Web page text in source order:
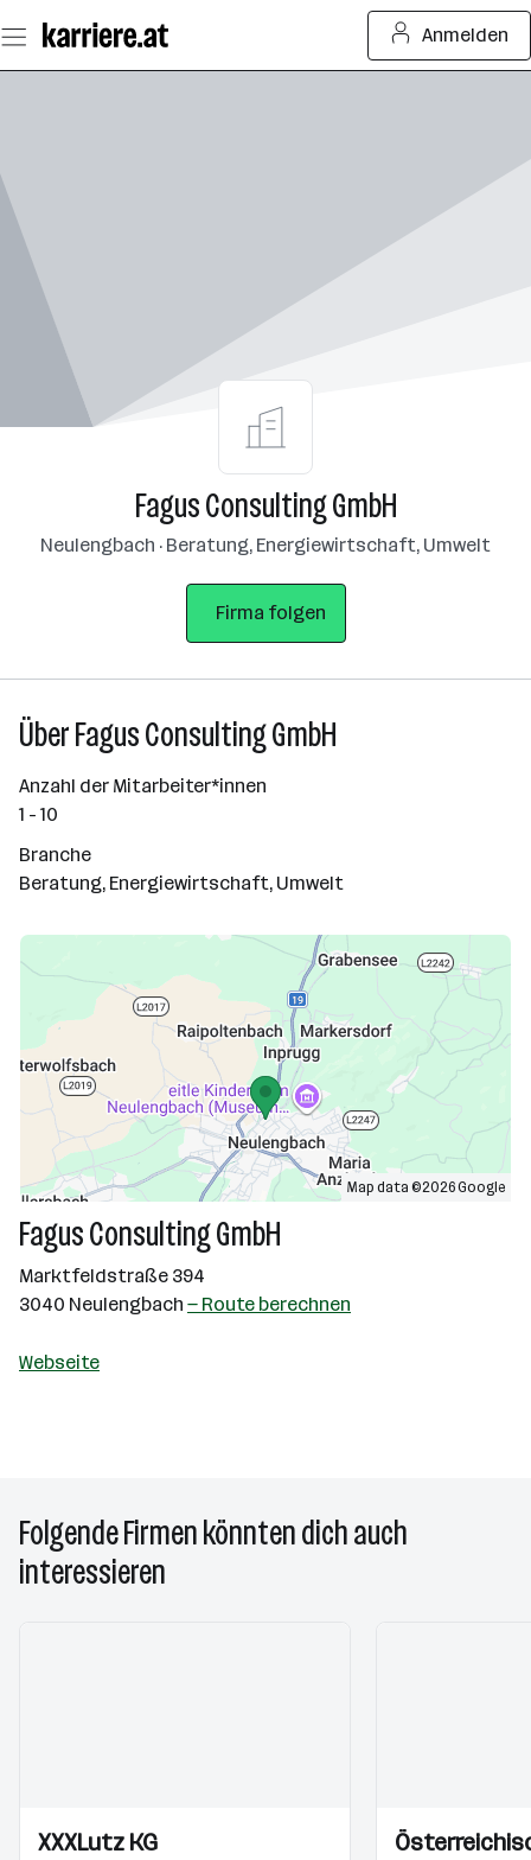
Seiteninhalt
springen
Anmelden
Fagus Consulting GmbH
Neulengbach · Beratung, Energiewirtschaft, Umwelt
Firma folgen
Über Fagus Consulting GmbH
Anzahl der Mitarbeiter*innen
1 - 10
Branche
Beratung, Energiewirtschaft, Umwelt
Map data ©2026 Google
Fagus Consulting GmbH
Marktfeldstraße 394
3040 Neulengbach — Route berechnen
Webseite
Folgende Firmen könnten dich auch
interessieren
Videos
Einblicke
Einblicke
XXXLutz KG Videos
Einblicke
Einblicke